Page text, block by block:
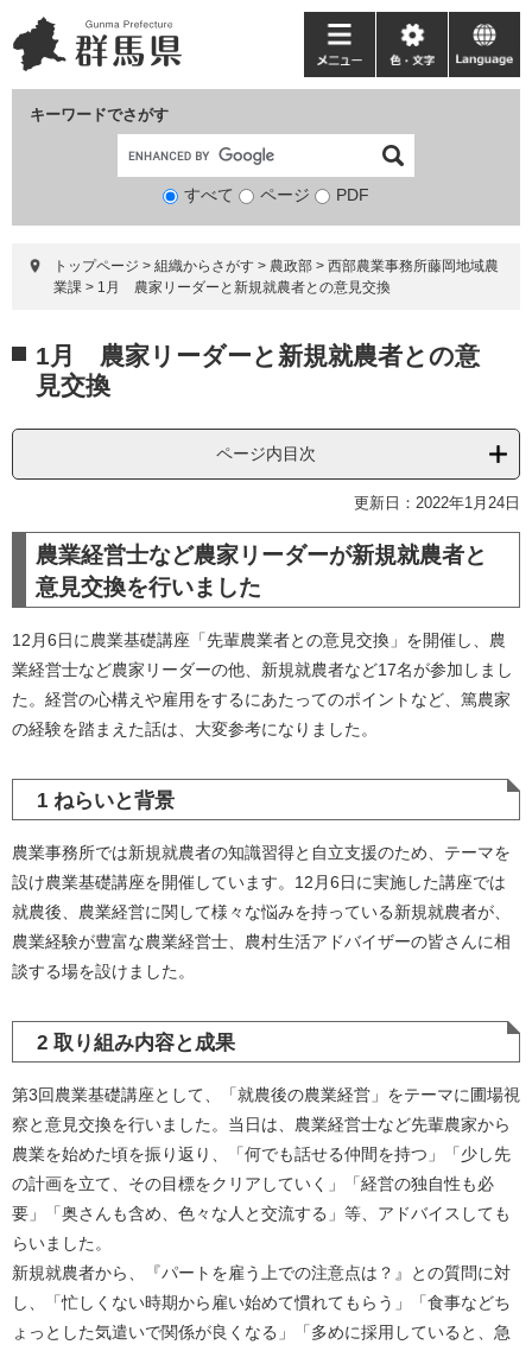
ー
ジ
ニ
ュ
て
キーワードでさがす
検
象
すべて ページ PDF
メ
ニ
ー
色・
文
language
トップページ > 組織からさがす > 農政部 > 西部農業事務所藤岡地域農
業課 > 1月 農家リーダーと新規就農者との意見交換
文 1月 農家リーダーと新規就農者との意
見交換
ページ内目次
更新日：2022年1月24日
農業経営士など農家リーダーが新規就農者と
意見交換を行いました
12月6日に農業基礎講座「先輩農業者との意見交換」を開催し、農
業経営士など農家リーダーの他、新規就農者など17名が参加しまし
た。経営の心構えや雇用をするにあたってのポイントなど、篤農家
の経験を踏まえた話は、大変参考になりました。
1 ねらいと背景
農業事務所では新規就農者の知識習得と自立支援のため、テーマを
設け農業基礎講座を開催しています。12月6日に実施した講座では
就農後、農業経営に関して様々な悩みを持っている新規就農者が、
農業経験が豊富な農業経営士、農村生活アドバイザーの皆さんに相
談する場を設けました。
2 取り組み内容と成果
第3回農業基礎講座として、「就農後の農業経営」をテーマに圃場視
察と意見交換を行いました。当日は、農業経営士など先輩農家から
農業を始めた頃を振り返り、「何でも話せる仲間を持つ」「少し先
の計画を立て、その目標をクリアしていく」「経営の独自性も必
要」「奥さんも含め、色々な人と交流する」等、アドバイスしても
らいました。
新規就農者から、『パートを雇う上での注意点は？』との質問に対
し、「忙しくない時期から雇い始めて慣れてもらう」「食事などち
ょっとした気遣いで関係が良くなる」「多めに採用していると、急